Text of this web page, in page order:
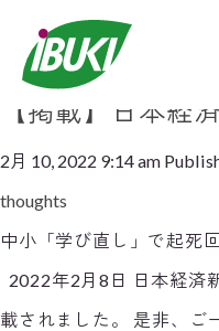
Tag
【掲載】日本経
2月 10, 2022 9:14 am
thoughts
中小「学び直し」で起
2022年2月8日 日本経済
載されました。 是非、ご